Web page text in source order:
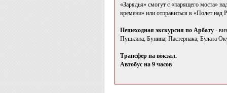
«Зарядья» смогут с «парящего моста»
времени» или отправиться в «Полет над
Пешеходная экскурсия по Арбату -
Пушкина, Бунина, Пастернака, Булата
Трансфер на вокзал.
Автобус на 9 часов